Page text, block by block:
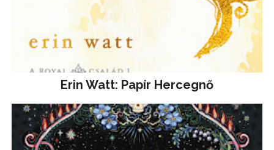
Erin Watt: Papír Hercegnő